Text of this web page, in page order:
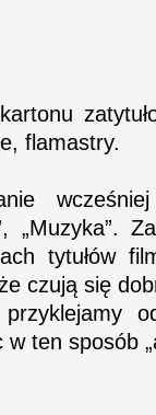
flamastry.
„Muzyka”.
tytułów
czują się
ten sposób